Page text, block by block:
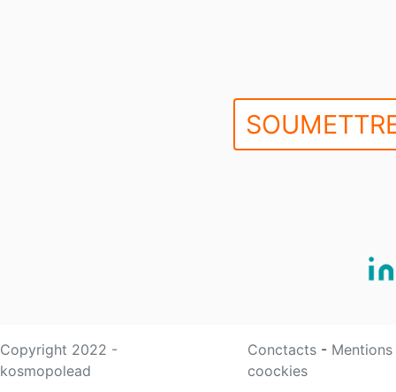
Copyright 2022 -
kosmopolead
Conctacts -
coockies